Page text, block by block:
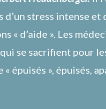
stress intense et
« d’aide ». Les
se sacrifient pour
épuisés », épuisés,